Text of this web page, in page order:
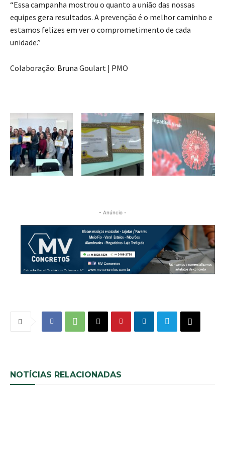
“Essa campanha mostrou o quanto a união das nossas
equipes gera resultados. A prevenção é o melhor caminho e
estamos felizes em ver o comprometimento de cada
unidade.”
Colaboração: Bruna Goulart | PMO
- Anúncio -
NOTÍCIAS RELACIONADAS